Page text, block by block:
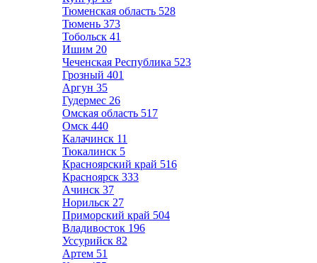
Тюменская область 528
Тюмень 373
Тобольск 41
Ишим 20
Чеченская Республика 523
Грозный 401
Аргун 35
Гудермес 26
Омская область 517
Омск 440
Калачинск 11
Тюкалинск 5
Красноярский край 516
Красноярск 333
Ачинск 37
Норильск 27
Приморский край 504
Владивосток 196
Уссурийск 82
Артем 51